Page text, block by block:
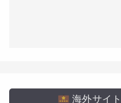
海外サイ